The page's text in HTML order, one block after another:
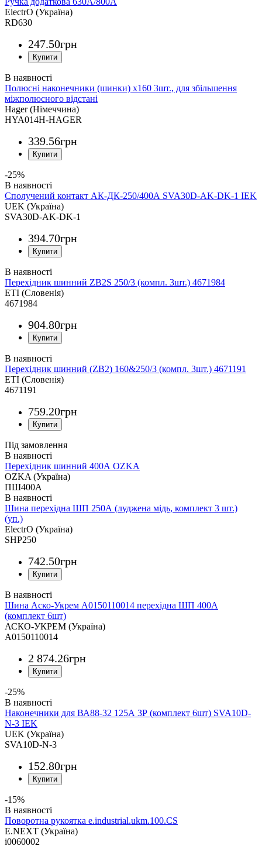
ElectrO (Україна)
RD630
247.50грн
Полюсні наконечники (шинки) x160 3шт., для збільшення
міжполюсного відстані
Hager (Німеччина)
HYA014H-HAGER
339.56грн
-25%
Сполучений контакт АК-ДК-250/400А SVA30D-AK-DK-1 IEK
UEK (Україна)
SVA30D-AK-DK-1
394.70грн
Перехідник шинний ZB2S 250/3 (компл. 3шт.) 4671984
ETI (Словенія)
4671984
904.80грн
Перехідник шинний (ZB2) 160&250/3 (компл. 3шт.) 4671191
ETI (Словенія)
4671191
759.20грн
Під замовлення
Перехідник шинний 400А OZKA
OZKA (Україна)
ПШ400А
Шина перехідна ШП 250А (луджена мідь, комплект 3 шт.)
(уп.)
ElectrO (Україна)
SHP250
742.50грн
Шина Аско-Укрем A0150110014 перехідна ШП 400A
(комплект 6шт)
АСКО-УКРЕМ (Україна)
A0150110014
2 874.26грн
-25%
Наконечники для ВА88-32 125А 3Р (комплект 6шт) SVA10D-
N-3 IEK
UEK (Україна)
SVA10D-N-3
152.80грн
-15%
Поворотна рукоятка e.industrial.ukm.100.CS
E.NEXT (Україна)
i0060002